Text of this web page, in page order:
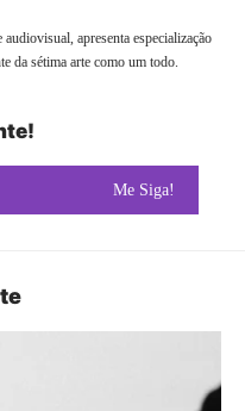
apresenta especialização
da sétima arte como um todo.
Me Siga!